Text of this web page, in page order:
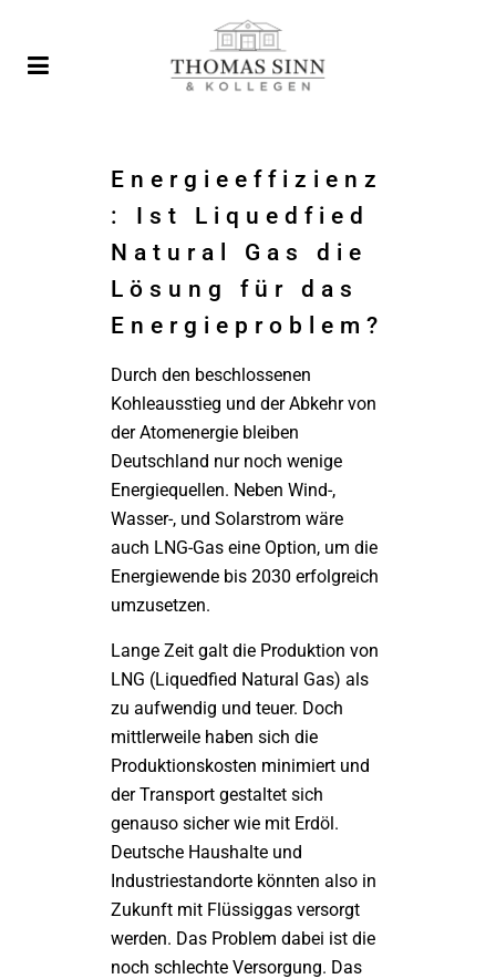
Energieeffizienz
: Ist Liquedfied
Natural Gas die
Lösung für das
Energieproblem?
Durch den beschlossenen
Kohleausstieg und der Abkehr von
der Atomenergie bleiben
Deutschland nur noch wenige
Energiequellen. Neben Wind-,
Wasser-, und Solarstrom wäre
auch LNG-Gas eine Option, um die
Energiewende bis 2030 erfolgreich
umzusetzen.
Lange Zeit galt die Produktion von
LNG (Liquedfied Natural Gas) als
zu aufwendig und teuer. Doch
mittlerweile haben sich die
Produktionskosten minimiert und
der Transport gestaltet sich
genauso sicher wie mit Erdöl.
Deutsche Haushalte und
Industriestandorte könnten also in
Zukunft mit Flüssiggas versorgt
werden. Das Problem dabei ist die
noch schlechte Versorgung. Das